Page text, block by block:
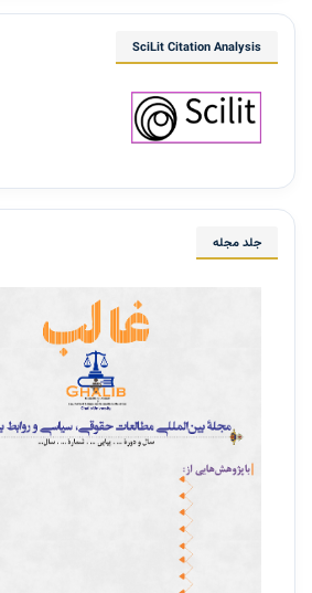
SciLit Citation Analysis
جلد مجله